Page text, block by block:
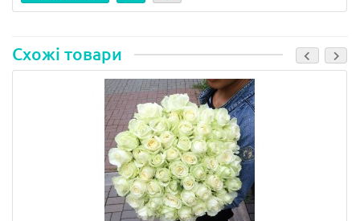
Схожі товари